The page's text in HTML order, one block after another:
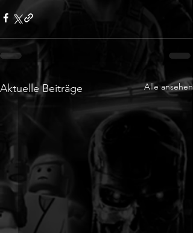
Aktuelle Beiträge Alle ansehen